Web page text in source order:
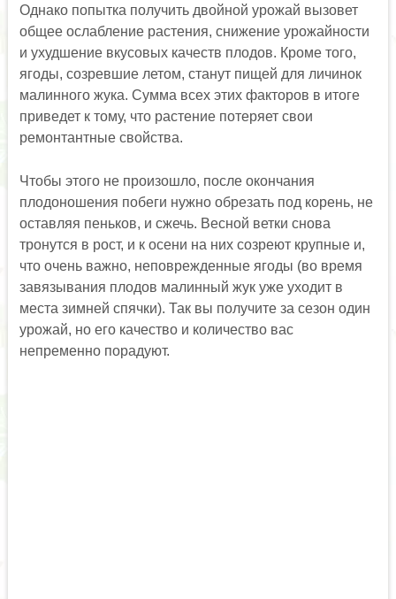
Однако попытка получить двойной урожай вызовет
общее ослабление растения, снижение урожайности
и ухудшение вкусовых качеств плодов. Кроме того,
ягоды, созревшие летом, станут пищей для личинок
малинного жука. Сумма всех этих факторов в итоге
приведет к тому, что растение потеряет свои
ремонтантные свойства.
Чтобы этого не произошло, после окончания
плодоношения побеги нужно обрезать под корень, не
оставляя пеньков, и сжечь. Весной ветки снова
тронутся в рост, и к осени на них созреют крупные и,
что очень важно, неповрежденные ягоды (во время
завязывания плодов малинный жук уже уходит в
места зимней спячки). Так вы получите за сезон один
урожай, но его качество и количество вас
непременно порадуют.